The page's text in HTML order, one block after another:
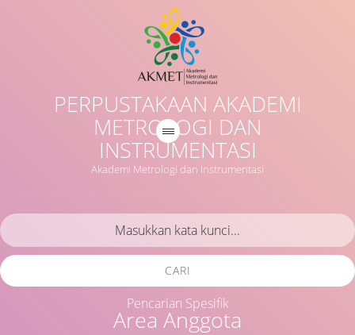
PERPUSTAKAAN AKADEMI
METROLOGI DAN
INSTRUMENTASI
Akademi Metrologi dan Instrumentasi
Area Anggota
CARI
Pencarian Spesifik